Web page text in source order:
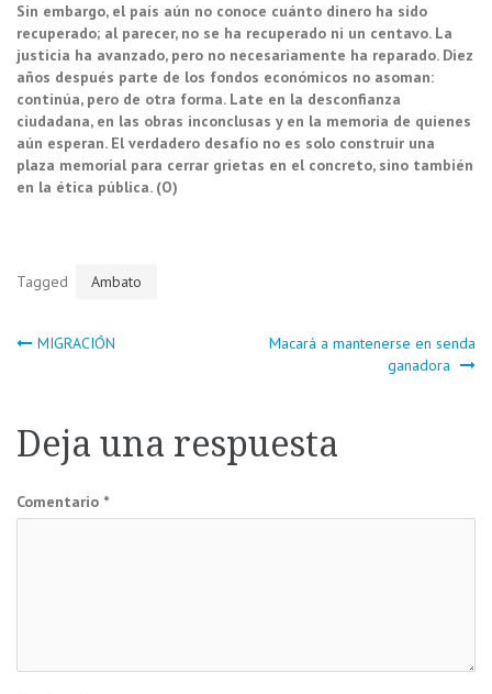
Sin embargo, el país aún no conoce cuánto dinero ha sido
recuperado; al parecer, no se ha recuperado ni un centavo. La
justicia ha avanzado, pero no necesariamente ha reparado. Diez
años después parte de los fondos económicos no asoman:
continúa, pero de otra forma. Late en la desconfianza
ciudadana, en las obras inconclusas y en la memoria de quienes
aún esperan. El verdadero desafío no es solo construir una
plaza memorial para cerrar grietas en el concreto, sino también
en la ética pública. (O)
Tagged Ambato
Navegación
entradas
MIGRACIÓN
Macará a mantenerse en senda
ganadora
Deja una respuesta
Comentario *